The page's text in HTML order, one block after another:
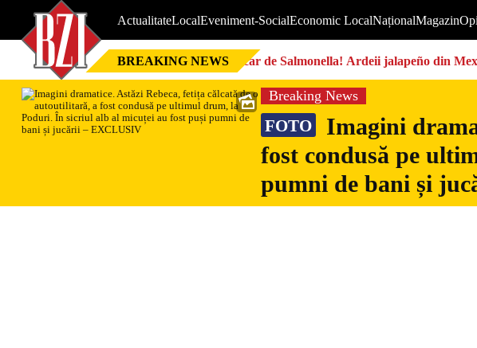
ActualitateLocalEveniment-SocialEconomic LocalNaționalMagazin
BREAKING NEWS Focar de Salmonella! Ardeii jalapeño din
Breaking News
FOTO
Imagini
fost condusă pe
pumni de bani și